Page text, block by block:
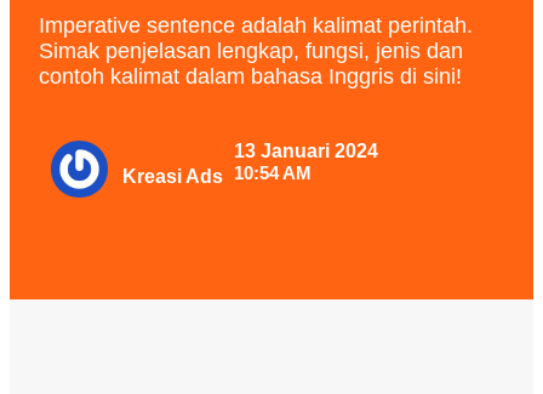
Imperative sentence adalah kalimat perintah.
Simak penjelasan lengkap, fungsi, jenis dan
contoh kalimat dalam bahasa Inggris di sini!
Kreasi Ads
13 Januari 2024
10:54 AM